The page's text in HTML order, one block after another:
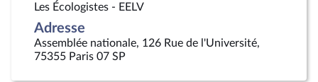
Les Écologistes - EELV
Adresse
Assemblée nationale, 126 Rue de l'Université,
75355 Paris 07 SP